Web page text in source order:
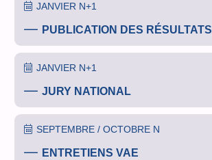
JANVIER N+1
PUBLICATION DES RÉSULTATS
JANVIER N+1
JURY NATIONAL
SEPTEMBRE / OCTOBRE N
ENTRETIENS VAE